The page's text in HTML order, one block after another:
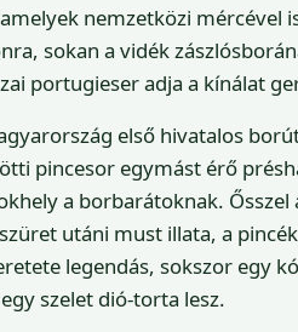
nemzetközi mércével
sokan a vidék
portugieser adja a kínálat
első hivatalos
pincesor egymást érő
a borbarátoknak.
utáni must illata, a
legendás, sokszor egy
szelet dió-torta lesz.